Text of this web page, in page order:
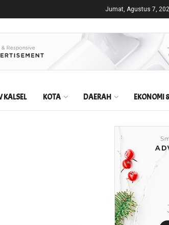
Jumat, Agustus 7,
KALSEL KOTA DAERAH EKONOMI